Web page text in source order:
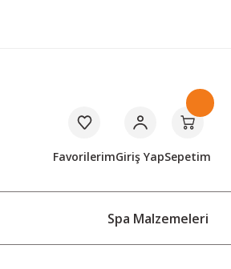
FavorilerimGiriş YapSepetim
Spa Malzemeleri